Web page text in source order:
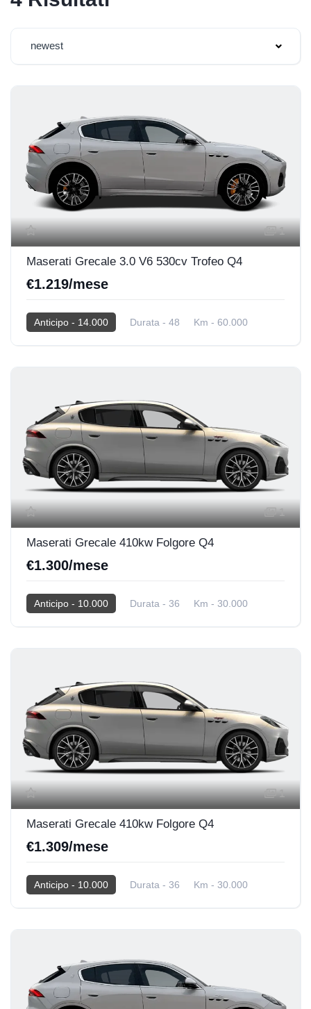
newest
1
Maserati Grecale 3.0 V6 530cv Trofeo Q4
€1.219/mese
Anticipo - 14.000 Durata - 48
Km - 60.000
1
Maserati Grecale 410kw Folgore Q4
€1.300/mese
Anticipo - 10.000 Durata - 36
Km - 30.000
1
Maserati Grecale 410kw Folgore Q4
€1.309/mese
Anticipo - 10.000 Durata - 36
Km - 30.000